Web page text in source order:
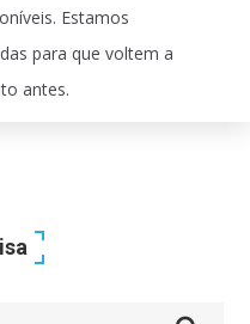
Estamos
para que voltem a
antes.